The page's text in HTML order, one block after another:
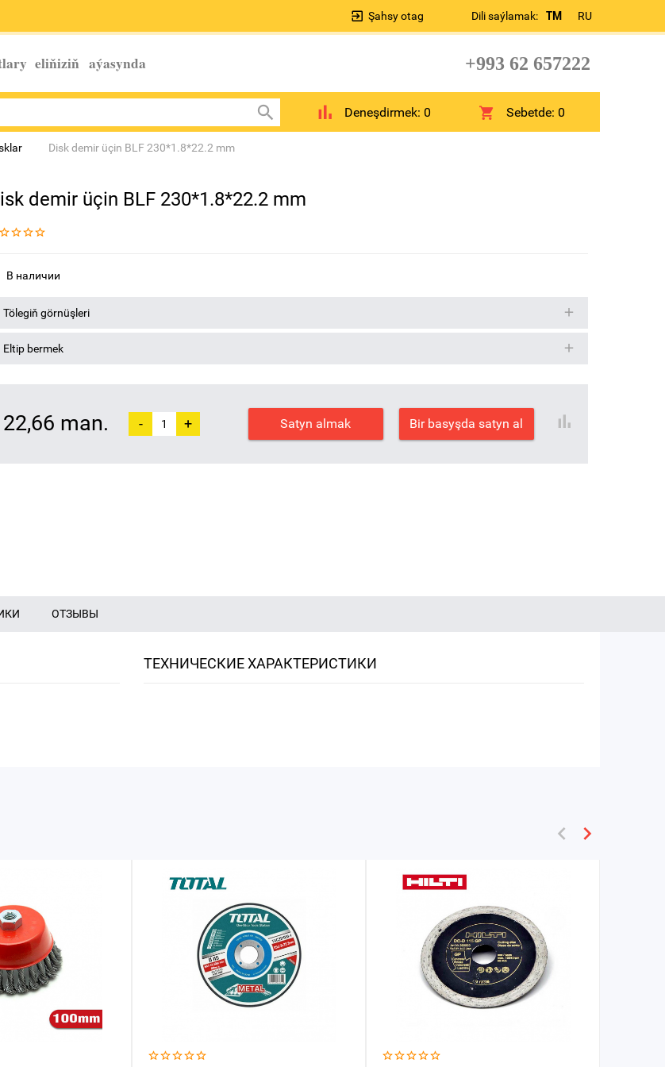
Dili saýlamak: TM RU
Şahsy otag
eliňiziň aýasynda +993 62 657222
Deneşdirmek: 0 Sebetde:0
Disk demir üçin BLF 230*1.8*22.2 mm
demir üçin BLF 230*1.8*22.2 mm
В наличии
Tölegiň görnüşleri
Eltip bermek
22,66 man. - + Satyn almak Bir basyşda satyn al
ОТЗЫВЫ
ТЕХНИЧЕСКИЕ ХАРАКТЕРИСТИКИ